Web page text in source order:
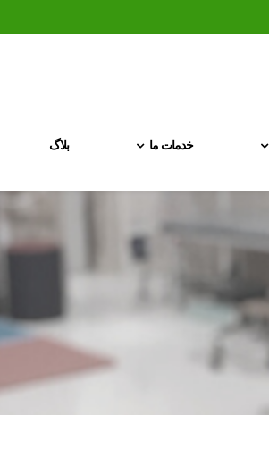
خدمات ما بلاگ